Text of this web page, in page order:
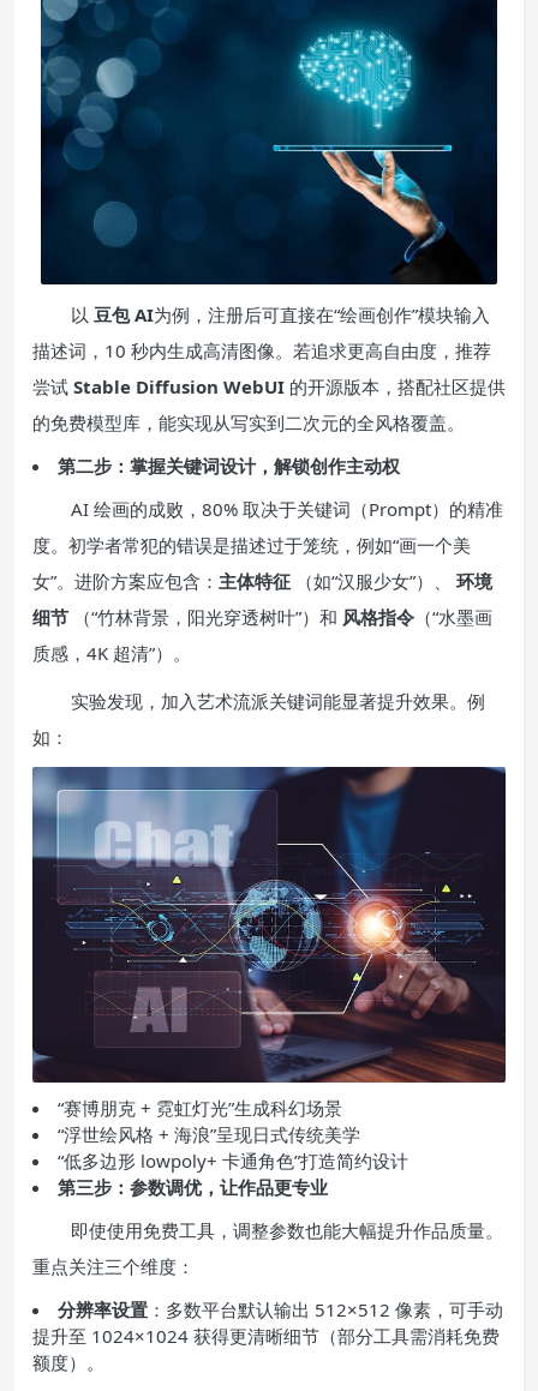
以 豆包 AI为例，注册后可直接在“绘画创作”模块输入
描述词，10 秒内生成高清图像。若追求更高自由度，推荐
尝试 Stable Diffusion WebUI 的开源版本，搭配社区提供
的免费模型库，能实现从写实到二次元的全风格覆盖。
第二步：掌握关键词设计，解锁创作主动权
AI 绘画的成败，80% 取决于关键词（Prompt）的精准
度。初学者常犯的错误是描述过于笼统，例如“画一个美
女”。进阶方案应包含： 主体特征 （如“汉服少女”）、
环境
细节
（“竹林背景，阳光穿透树叶”）和 风格指令 （“水墨画
质感，4K 超清”）。
实验发现，加入艺术流派关键词能显著提升效果。例
如：
“赛博朋克 + 霓虹灯光”生成科幻场景
“浮世绘风格 + 海浪”呈现日式传统美学
“低多边形 lowpoly+ 卡通角色”打造简约设计
第三步：参数调优，让作品更专业
即使使用免费工具，调整参数也能大幅提升作品质量。
重点关注三个维度：
分辨率设置 ：多数平台默认输出 512×512 像素，可手动
提升至 1024×1024 获得更清晰细节（部分工具需消耗免费
额度）。